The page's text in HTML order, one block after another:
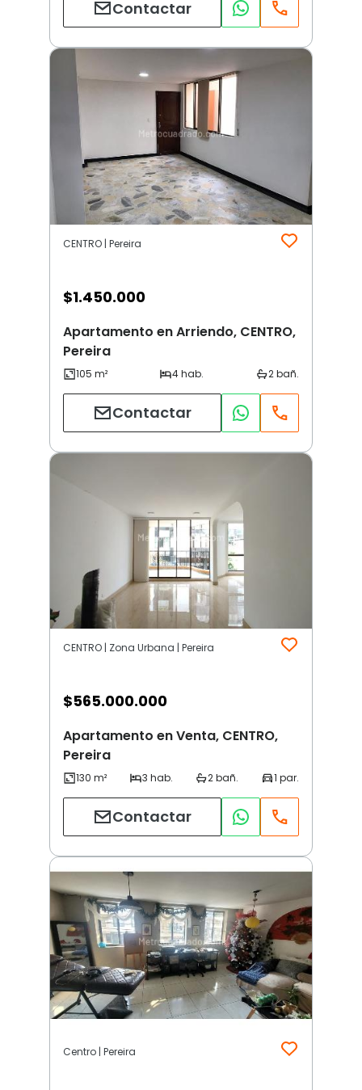
Contactar
CENTRO | Pereira
$1.450.000
Apartamento en Arriendo, CENTRO,
Pereira
Contactar
CENTRO | Zona Urbana | Pereira
$565.000.000
Apartamento en Venta, CENTRO,
Pereira
Contactar
Centro | Pereira